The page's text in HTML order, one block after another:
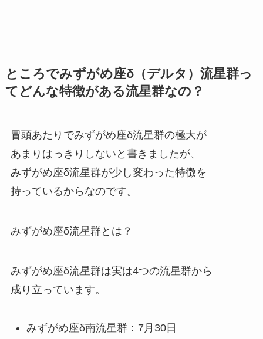
ところでみずがめ座δ（デルタ）流星群っ
てどんな特徴がある流星群なの？
冒頭あたりでみずがめ座δ流星群の極大が
あまりはっきりしないと書きましたが、
みずがめ座δ流星群が少し変わった特徴を
持っているからなのです。
みずがめ座δ流星群とは？
みずがめ座δ流星群は実は4つの流星群から
成り立っています。
みずがめ座δ南流星群：7月30日